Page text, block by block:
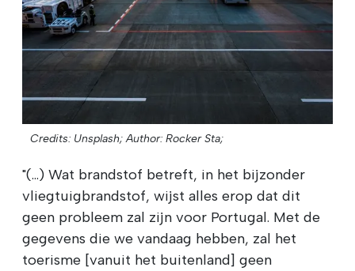
Credits: Unsplash; Author: Rocker Sta;
"(...) Wat brandstof betreft, in het bijzonder
vliegtuigbrandstof, wijst alles erop dat dit
geen probleem zal zijn voor Portugal. Met de
gegevens die we vandaag hebben, zal het
toerisme [vanuit het buitenland] geen